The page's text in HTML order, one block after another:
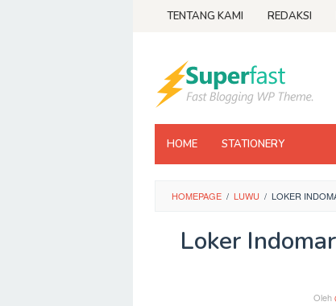
TENTANG KAMI REDAKSI
HOME STATIONERY
HOMEPAGE / LUWU / LOKER
Loker
Oleh